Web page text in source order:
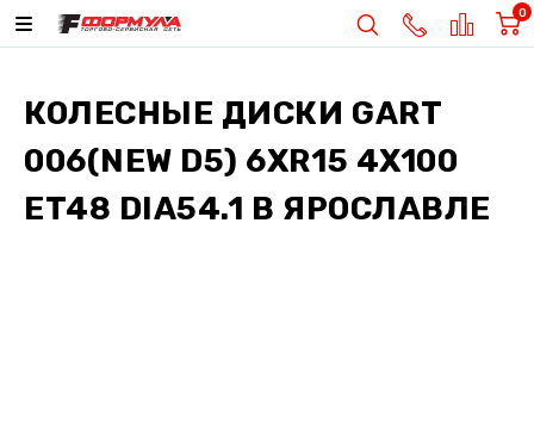
0
КОЛЕСНЫЕ ДИСКИ GART
006(NEW D5) 6XR15 4X100
ET48 DIA54.1 В ЯРОСЛАВЛЕ